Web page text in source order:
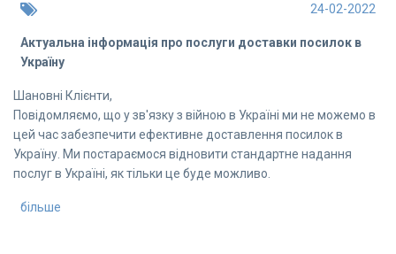
24-02-2022
Актуальна інформація про послуги доставки посилок в
Україну
Шановні Клієнти,
Повідомляємо, що у зв'язку з війною в Україні ми не можемо в
цей час забезпечити ефективне доставлення посилок в
Україну. Ми постараємося відновити стандартне надання
послуг в Україні, як тільки це буде можливо.
більше